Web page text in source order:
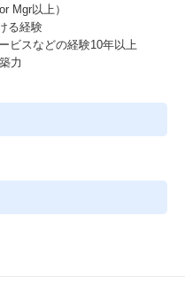
Mgr以上）
る経験
ビスなどの経験10年以上
力